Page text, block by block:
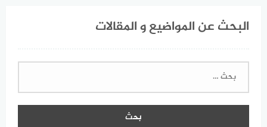
البحث عن المواضيع و المقالات
البحث